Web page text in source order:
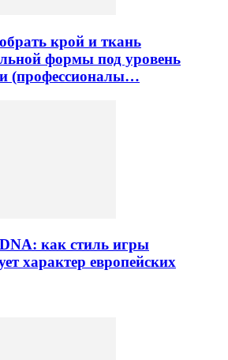
крой и ткань
формы под уровень
(профессионалы…
как стиль игры
характер европейских